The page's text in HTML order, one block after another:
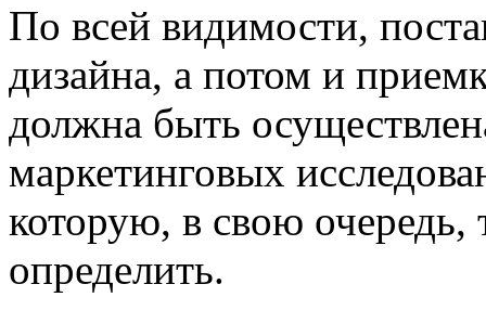
По всей видимости,
дизайна, а потом и
должна быть
маркетинговых
которую, в свою очередь,
определить.